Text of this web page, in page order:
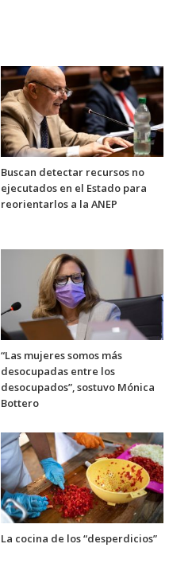
Buscan detectar recursos no
ejecutados en el Estado para
reorientarlos a la ANEP
“Las mujeres somos más
desocupadas entre los
desocupados”, sostuvo Mónica
Bottero
La cocina de los “desperdicios”